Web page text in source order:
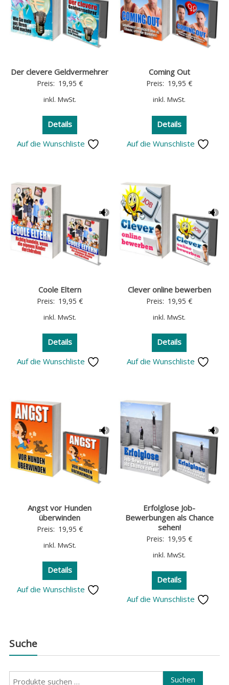
Der clevere Geldvermehrer
Preis: 19,95 €
inkl. MwSt.
Details
Auf die Wunschliste
Coming Out
Preis: 19,95€
inkl. MwSt.
Details
Auf die Wunschliste
Coole Eltern
Preis: 19,95 €
inkl. MwSt.
Details
Auf die Wunschliste
Clever online bewerben
Preis: 19,95€
inkl. MwSt.
Details
Auf die Wunschliste
Angst vor Hunden
überwinden
Preis: 19,95 €
inkl. MwSt.
Details
Auf die Wunschliste
Erfolglose Job-
Bewerbungen als Chance
sehen!
Preis: 19,95€
inkl. MwSt.
Details
Auf die Wunschliste
Suche
Suchen
Suchen